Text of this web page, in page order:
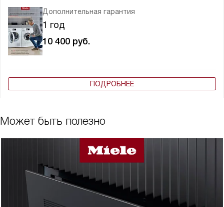
Дополнительная гарантия
1 год
10 400 руб.
ПОДРОБНЕЕ
Может быть полезно